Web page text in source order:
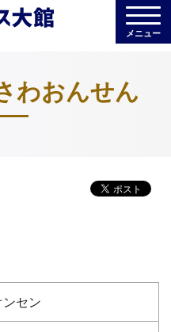
メニュー
わおんせん
セン